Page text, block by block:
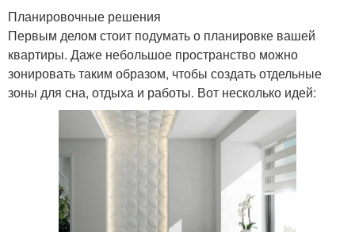
Планировочные решения
Первым делом стоит подумать о планировке вашей
квартиры. Даже небольшое пространство можно
зонировать таким образом, чтобы создать отдельные
зоны для сна, отдыха и работы. Вот несколько идей: